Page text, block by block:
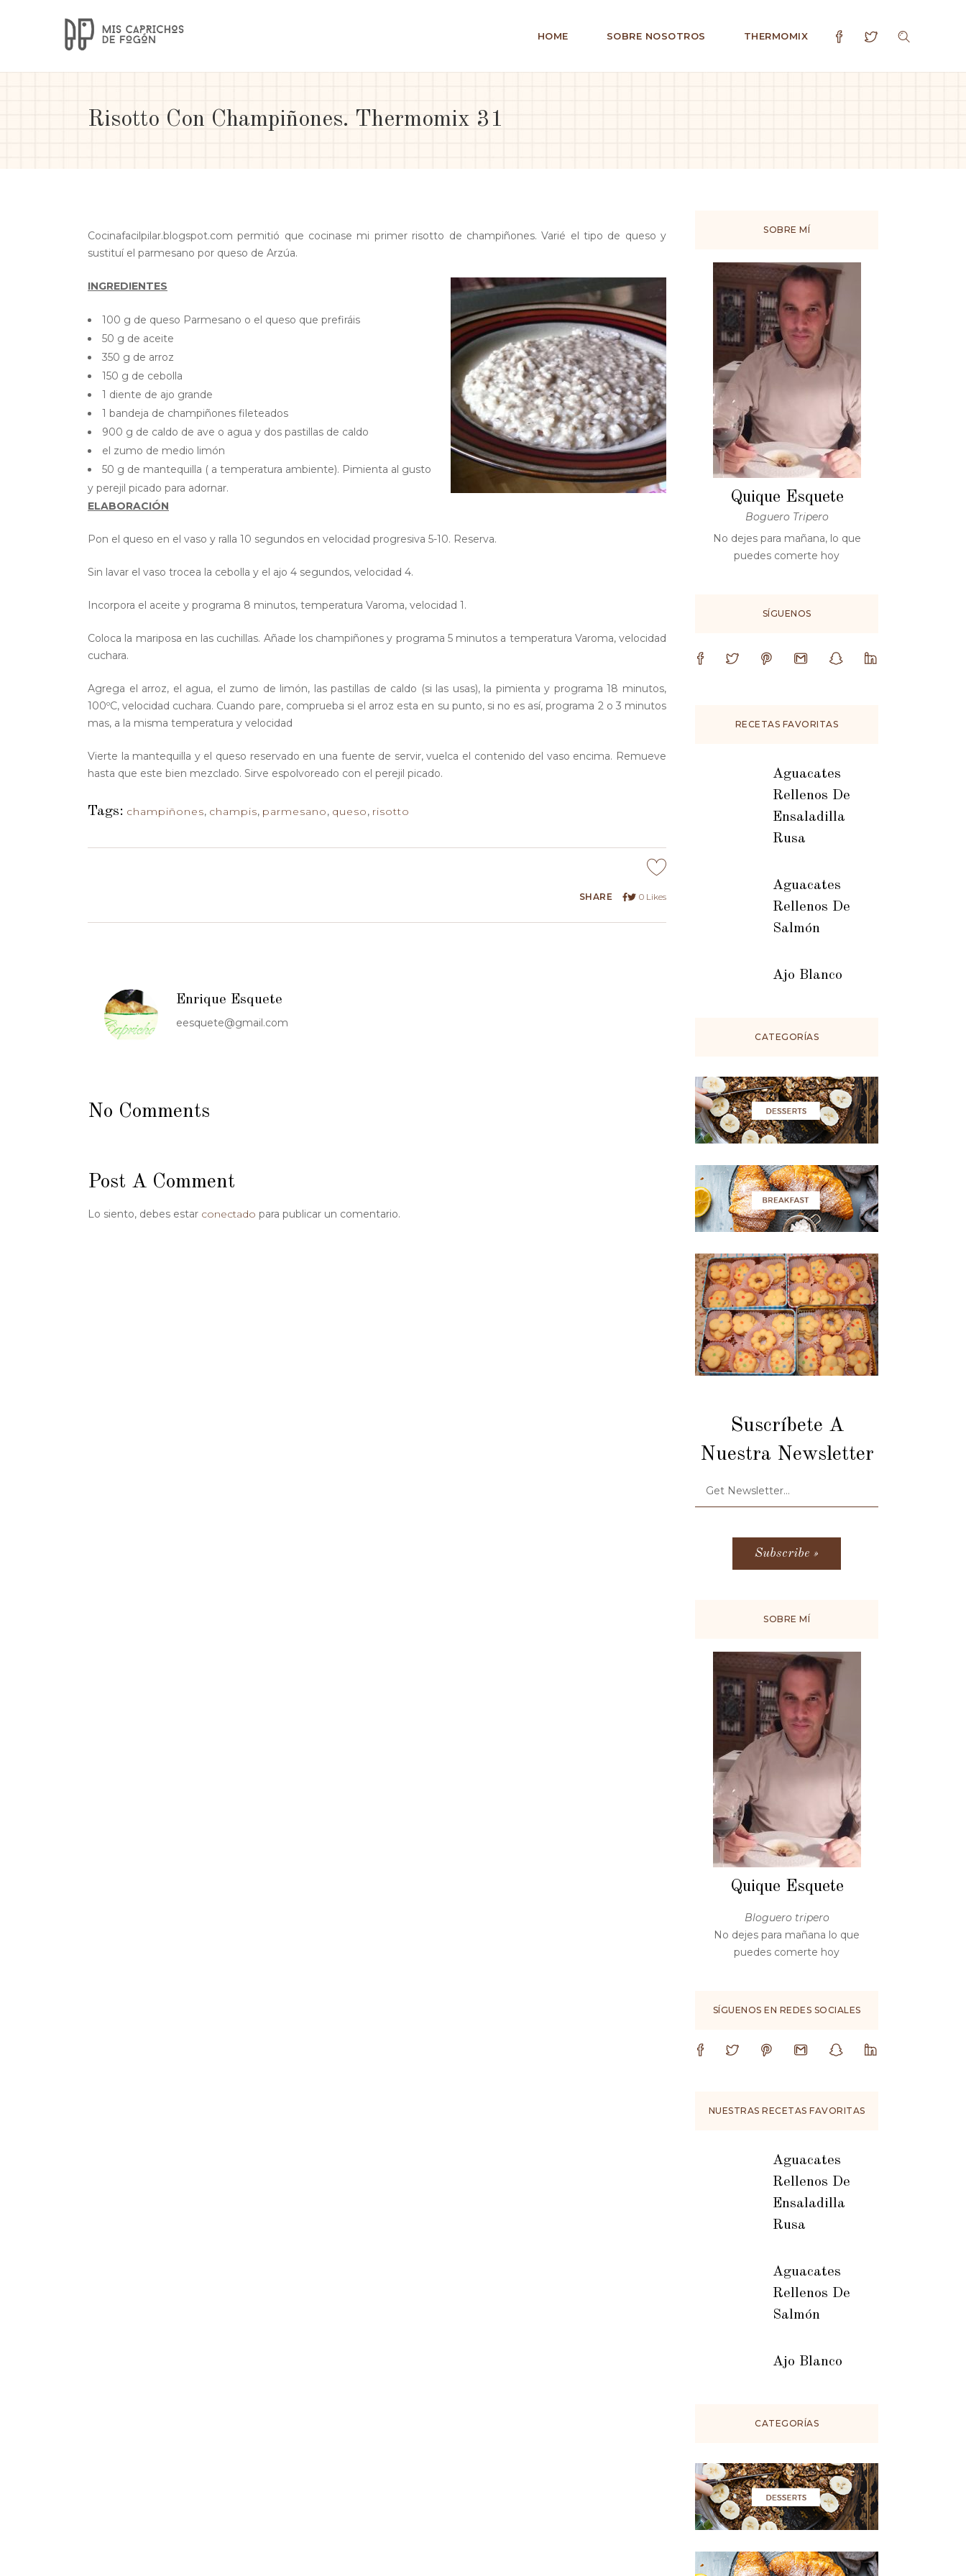
HOME SOBRE NOSOTROS THERMOMIX
Risotto Con Champiñones. Thermomix 31
Cocinafacilpilar.blogspot.com permitió que cocinase mi primer risotto de champiñones. Varié el tipo de queso y
sustituí el parmesano por queso de Arzúa.
INGREDIENTES
100 g de queso Parmesano o el queso que prefiráis
50 g de aceite
350 g de arroz
150 g de cebolla
1 diente de ajo grande
1 bandeja de champiñones fileteados
900 g de caldo de ave o agua y dos pastillas de caldo
el zumo de medio limón
50 g de mantequilla ( a temperatura ambiente). Pimienta al gusto
y perejil picado para adornar.
ELABORACIÓN
Pon el queso en el vaso y ralla 10 segundos en velocidad progresiva 5-10. Reserva.
Sin lavar el vaso trocea la cebolla y el ajo 4 segundos, velocidad 4.
Incorpora el aceite y programa 8 minutos, temperatura Varoma, velocidad 1.
Coloca la mariposa en las cuchillas. Añade los champiñones y programa 5 minutos a temperatura Varoma, velocidad
cuchara.
Agrega el arroz, el agua, el zumo de limón, las pastillas de caldo (si las usas), la pimienta y programa 18 minutos,
100ºC, velocidad cuchara. Cuando pare, comprueba si el arroz esta en su punto, si no es así, programa 2 o 3 minutos
mas, a la misma temperatura y velocidad
Vierte la mantequilla y el queso reservado en una fuente de servir, vuelca el contenido del vaso encima. Remueve
hasta que este bien mezclado. Sirve espolvoreado con el perejil picado.
Tags: champiñones, champis, parmesano, queso, risotto
SHARE 0 Likes
Enrique Esquete
eesquete@gmail.com
No Comments
Post A Comment
Lo siento, debes estar conectado para publicar un comentario.
SOBRE MÍ
Quique Esquete
Boguero Tripero
No dejes para mañana, lo que
puedes comerte hoy
SÍGUENOS
RECETAS FAVORITAS
Aguacates
Rellenos De
Ensaladilla
Rusa
Aguacates
Rellenos De
Salmón
Ajo Blanco
CATEGORÍAS
Suscríbete A
Nuestra Newsletter
SOBRE MÍ
Quique Esquete
Bloguero tripero
No dejes para mañana lo que
puedes comerte hoy
SÍGUENOS EN REDES SOCIALES
NUESTRAS RECETAS FAVORITAS
Aguacates
Rellenos De
Ensaladilla
Rusa
Aguacates
Rellenos De
Salmón
Ajo Blanco
CATEGORÍAS